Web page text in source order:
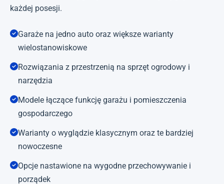
każdej posesji.
Garaże na jedno auto oraz większe warianty
wielostanowiskowe
Rozwiązania z przestrzenią na sprzęt ogrodowy i
narzędzia
Modele łączące funkcję garażu i pomieszczenia
gospodarczego
Warianty o wyglądzie klasycznym oraz te bardziej
nowoczesne
Opcje nastawione na wygodne przechowywanie i
porządek